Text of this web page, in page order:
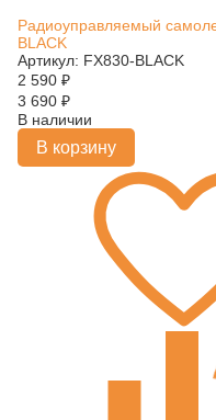
Радиоуправляемый
BLACK
Артикул: FX830-BLACK
2 590 ₽
3 690 ₽
В наличии
В корзину